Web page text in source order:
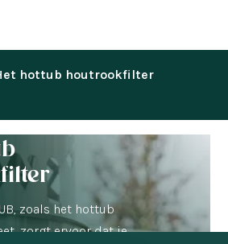
hottub houtrookfilter
zoals het hottub
zorgt ervoor dat je